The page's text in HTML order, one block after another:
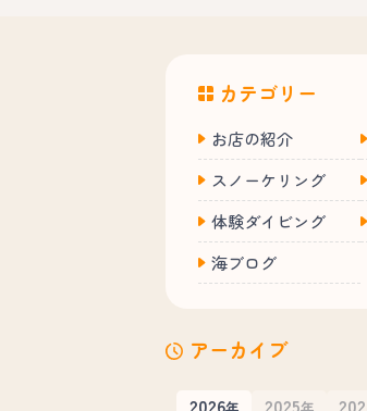
カテゴリー
お店の紹介
スノーケリング
体験ダイビング
海ブログ
アーカイブ
2026 2025